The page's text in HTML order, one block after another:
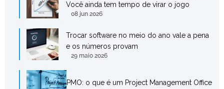
Você ainda tem tempo de virar o jogo
08 jun 2026
Trocar software no meio do ano vale a pena
e os números provam
29 maio 2026
PMO: o que é um Project Management Office